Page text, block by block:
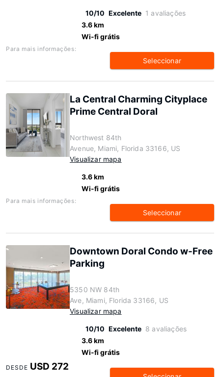
10/10 Excelente 1 avaliações
3.6 km
Wi-fi grátis
Para mais informações:
Seleccionar
La Central Charming Cityplace
Prime Central Doral
Northwest 84th
Avenue, Miami, Florida 33166, US
Visualizar mapa
3.6 km
Wi-fi grátis
Para mais informações:
Seleccionar
Downtown Doral Condo w-Free
Parking
5350 NW 84th
Ave, Miami, Florida 33166, US
Visualizar mapa
10/10 Excelente 8 avaliações
3.6 km
Wi-fi grátis
DESDE USD 272